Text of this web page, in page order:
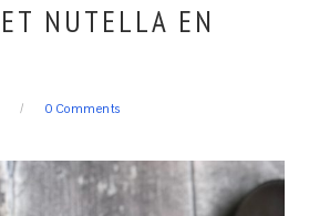
NUTELLA EN
0 Comments